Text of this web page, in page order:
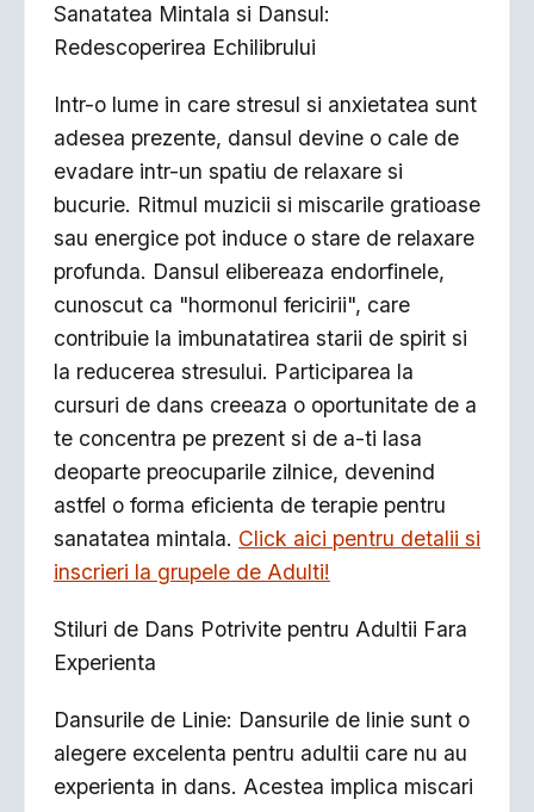
Sanatatea Mintala si Dansul:
Redescoperirea Echilibrului
Intr-o lume in care stresul si anxietatea sunt
adesea prezente, dansul devine o cale de
evadare intr-un spatiu de relaxare si
bucurie. Ritmul muzicii si miscarile gratioase
sau energice pot induce o stare de relaxare
profunda. Dansul elibereaza endorfinele,
cunoscut ca "hormonul fericirii", care
contribuie la imbunatatirea starii de spirit si
la reducerea stresului. Participarea la
cursuri de dans creeaza o oportunitate de a
te concentra pe prezent si de a-ti lasa
deoparte preocuparile zilnice, devenind
astfel o forma eficienta de terapie pentru
sanatatea mintala. Click aici pentru detalii si
inscrieri la grupele de Adulti!
Stiluri de Dans Potrivite pentru Adultii Fara
Experienta
Dansurile de Linie: Dansurile de linie sunt o
alegere excelenta pentru adultii care nu au
experienta in dans. Acestea implica miscari